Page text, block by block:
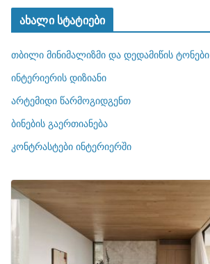
ტ
ო
რ
ბ
ი
ახალი სტატიები
თბილი მინიმალიზმი და დედამიწის ტონები
ინტერიერის დიზიანი
არტემიდი წარმოგიდგენთ
ბინების გაერთიანება
კონტრასტები ინტერიერში